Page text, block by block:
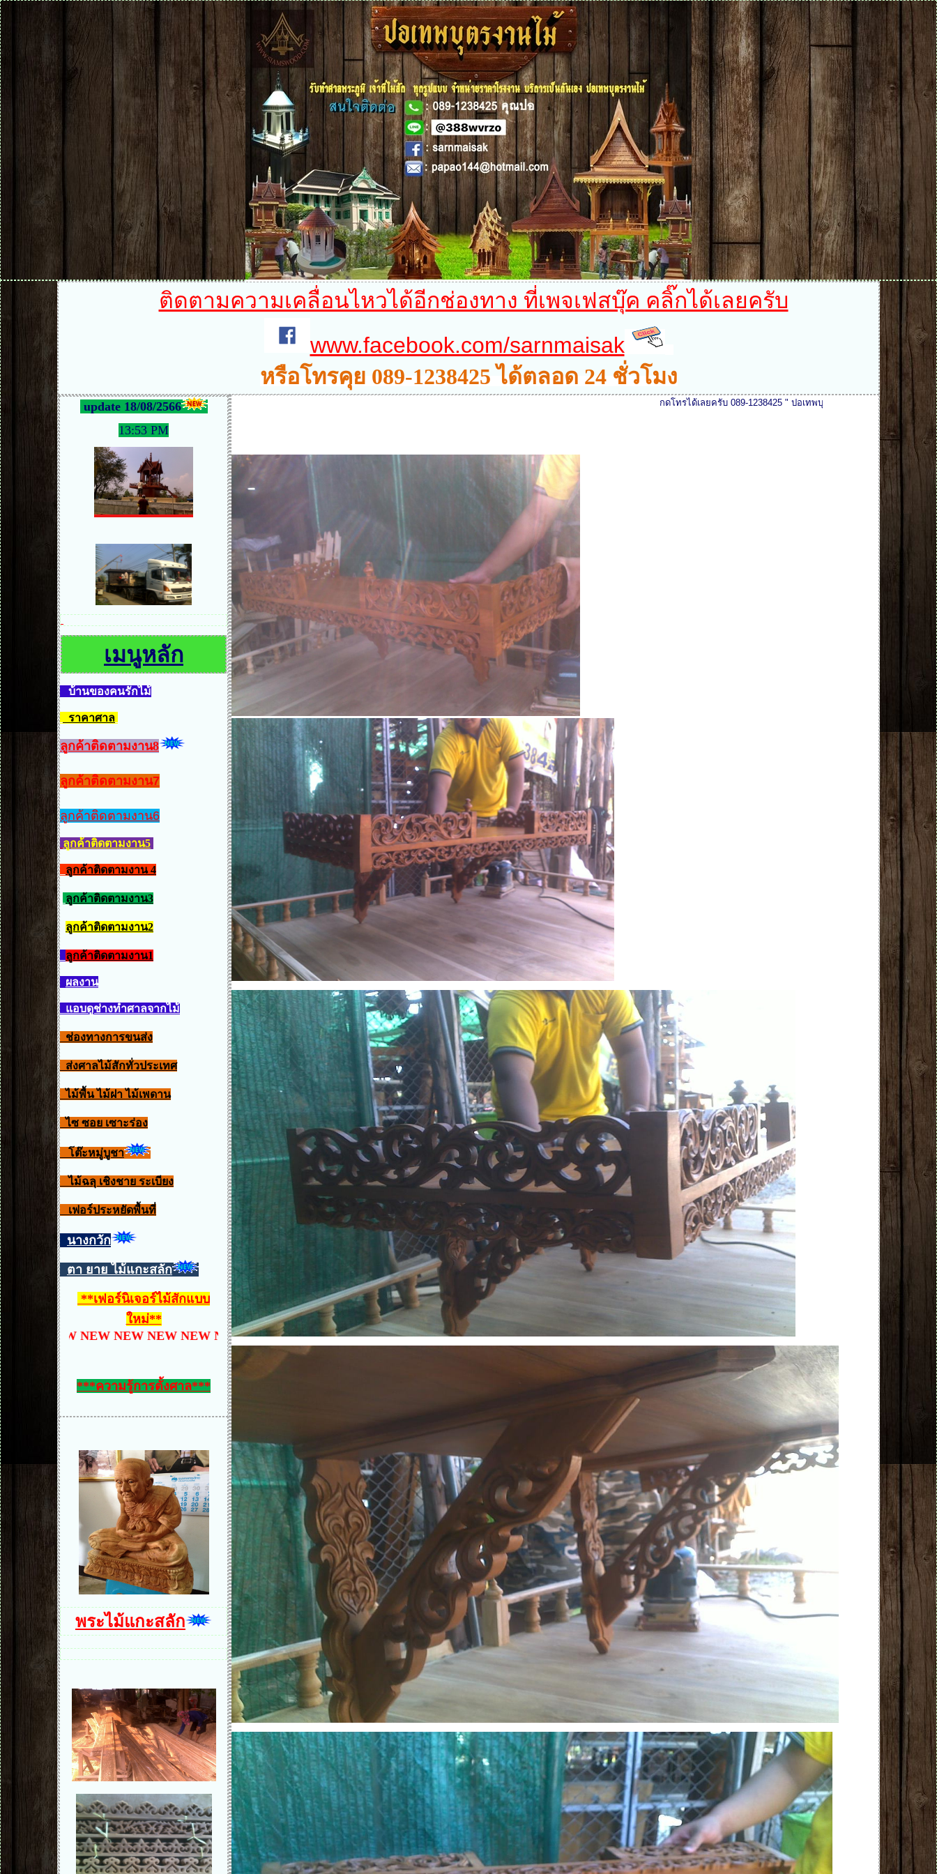
ติดตามความเคลื่อนไหวได้อีกช่องทาง ที่เพจเฟสบุ๊ค คลิ๊กได้เลยครับ
www.facebook.com/sarnmaisak
หรือโทรคุย 089-1238425 ได้ตลอด 24 ชั่วโมง
update 18/08/2566
13:53 PM
เมนูหลัก
บ้านของคนรักไม้
ราคาศาล
ลูกค้าติดตามงาน8
ลูกค้าติดตามงาน7
ลูกค้าติดตามงาน6
ลูกค้าติดตามงาน5
ลูกค้าติดตามงาน 4
ลูกค้าติดตามงาน3
ลูกค้าติดตามงาน2
ลูกค้าติดตามงาน1
ผลงาน
แอบดูช่างทำศาลจากไม้
ช่องทางการขนส่ง
ส่งศาลไม้สักทั่วประเทศ
ไม้พื้น ไม้ฝา ไม้เพดาน
ไซ ซอย เซาะร่อง
โต๊ะหมู่บูชา
ไม้ฉลุ เชิงชาย ระเบียง
เฟอร์ประหยัดพื้นที่
นางกวัก
ตา ยาย ไม้แกะสลัก
**เฟอร์นิเจอร์ไม้สักแบบ
ใหม่**
NEW NEW NEW NEW NEW NEW NEW NEW NEW NEW NEW NEW NEW NEW NEW NEW NEW NEW NEW NEW NEW NEW NEW NEW NEW NEW
***ความรู้การตั้งศาล***
พระไม้แกะสลัก
กดโทรได้เลยครับ 089-1238425 " ปอเทพบุตรงานไม้ " ยินดีรับสายและให้บริการทุกท่าน